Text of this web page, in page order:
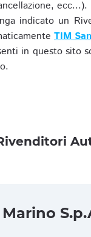
ecc...).
indicato un
TIM
in questo sito